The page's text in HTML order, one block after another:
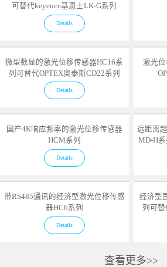
可替代keyence基恩士LK-G系列
Details
微型数显的激光位移传感器HC16系
列可替代OPTEX奥泰斯CD22系列
Details
激光
国产4K响应频率的激光位移传感器
HCM系列
Details
远距离
MD-H系
带RS485通讯的经济型激光位移传感
器HC6系列
Details
经济型
列可替
查看更多>>